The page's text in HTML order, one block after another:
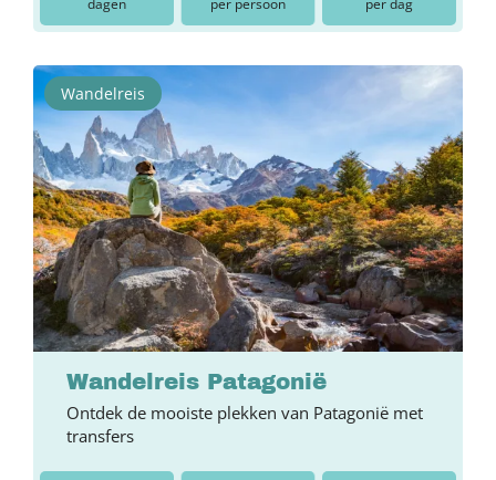
dagen
per persoon
per dag
Wandelreis
Wandelreis Patagonië
Ontdek de mooiste plekken van Patagonië met
transfers